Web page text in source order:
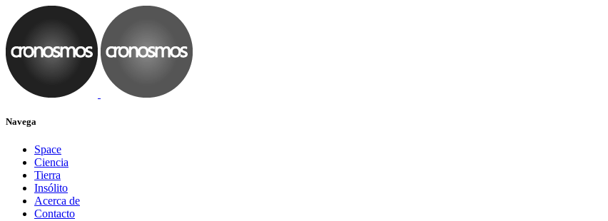
Navega
Space
Ciencia
Tierra
Insólito
Acerca de
Contacto